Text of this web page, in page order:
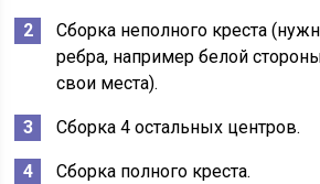
Сборка неполного креста
ребра, например белой
свои места).
Сборка 4 остальных центров.
Сборка полного креста.